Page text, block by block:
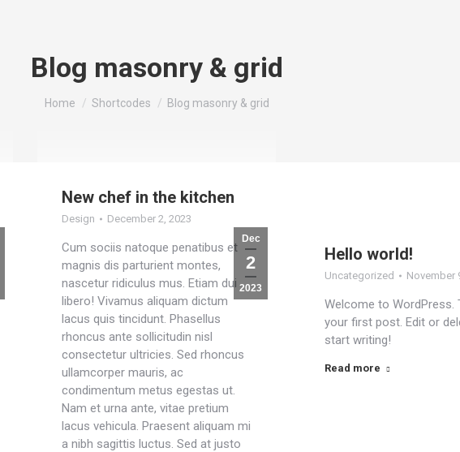
Blog masonry & grid
You are here:
Home Shortcodes Blog masonry & grid
Dec
2
2023
New chef in the kitchen
Design December 2, 2023
Cum sociis natoque penatibus et
magnis dis parturient montes,
nascetur ridiculus mus. Etiam dui
libero! Vivamus aliquam dictum
lacus quis tincidunt. Phasellus
rhoncus ante sollicitudin nisl
consectetur ultricies. Sed rhoncus
ullamcorper mauris, ac
condimentum metus egestas ut.
Nam et urna ante, vitae pretium
lacus vehicula. Praesent aliquam mi
a nibh sagittis luctus. Sed at justo
Hello world!
Uncategorized November
Welcome to WordPress.
your first post. Edit or
start writing!
Read more